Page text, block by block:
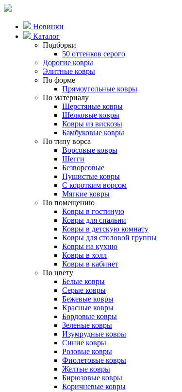
Новинки
Каталог
Подборки
50 оттенков серого
Дорогие ковры
Элитные ковры
По форме
Прямоугольные ковры
По материалу
Шерстяные ковры
Шелковые ковры
Ковры из вискозы
Бамбуковые ковры
По типу ворса
Ворсовые ковры
Шегги
Безворсовые
Пушистые ковры
С коротким ворсом
Мягкие ковры
По помещению
Ковры в гостиную
Ковры для спальни
Ковры в детскую комнату
Ковры для столовой группы
Ковры на кухню
Ковры в холл
Ковры в кабинет
По цвету
Белые ковры
Серые ковры
Бежевые ковры
Красные ковры
Бордовые ковры
Зеленые ковры
Изумрудные ковры
Синие ковры
Розовые ковры
Фиолетовые ковры
Желтые ковры
Бирюзовые ковры
Коричневые ковры